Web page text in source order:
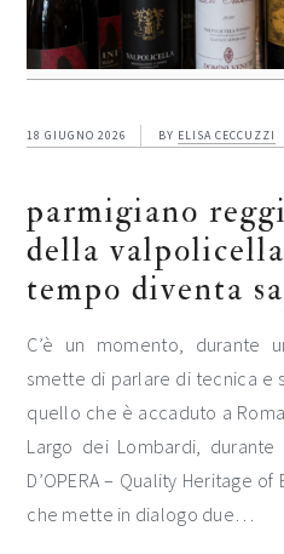
18 GIUGNO 2026 BY ELISA CECCUZZI
parmigiano
della
tempo diventa
C’è un momento, durante
smette di parlare di tecnica e
quello che è accaduto a
Largo dei Lombardi,
D’OPERA – Quality Heritage
che mette in dialogo due…